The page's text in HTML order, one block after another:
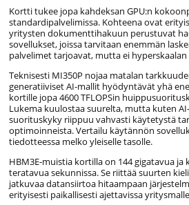
Kortti tukee jopa kahdeksan GPU:n
standardipalvelimissa. Kohteena ovat
yritysten dokumenttihakuun perustuvat
sovellukset, joissa tarvitaan enemmän
palvelimet tarjoavat, mutta ei
Teknisesti MI350P nojaa matalan
generatiiviset AI-mallit hyödyntävät yhä
kortille jopa 4600 TFLOPSin
Lukema kuulostaa suurelta, mutta kuten
suorituskyky riippuu vahvasti käytetystä
optimoinneista. Vertailu käytännön
tiedotteessa melko yleiselle tasolle.
HBM3E-muistia kortilla on 144 gigatavua ja
teratavua sekunnissa. Se riittää suurten
jatkuvaa datansiirtoa hitaampaan
erityisesti paikallisesti ajettavissa